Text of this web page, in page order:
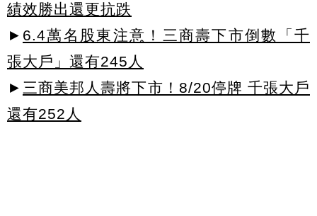
績效勝出還更抗跌
► 6.4萬名股東注意！三商壽下市倒數「千
張大戶」還有245人
► 三商美邦人壽將下市！8/20停牌 千張大戶
還有252人